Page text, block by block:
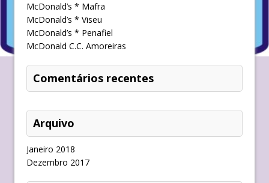
McDonald’s * Mafra
McDonald’s * Viseu
McDonald’s * Penafiel
McDonald C.C. Amoreiras
Comentários recentes
Arquivo
Janeiro 2018
Dezembro 2017